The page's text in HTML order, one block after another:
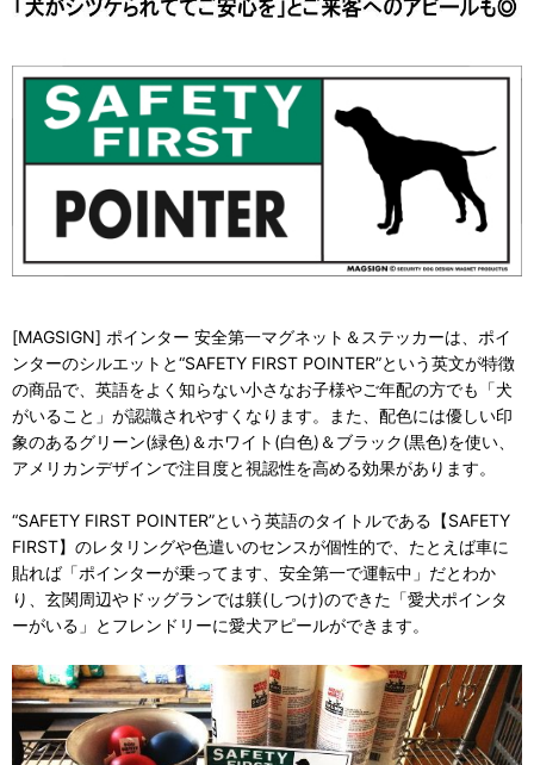
[MAGSIGN] ポインター 安全第一マグネット＆ステッカーは、ポイ
ンターのシルエットと“SAFETY FIRST POINTER”という英文が特徴
の商品で、英語をよく知らない小さなお子様やご年配の方でも「犬
がいること」が認識されやすくなります。また、配色には優しい印
象のあるグリーン(緑色)＆ホワイト(白色)＆ブラック(黒色)を使い、
アメリカンデザインで注目度と視認性を高める効果があります。
“SAFETY FIRST POINTER”という英語のタイトルである【SAFETY
FIRST】のレタリングや色遣いのセンスが個性的で、たとえば車に
貼れば「ポインターが乗ってます、安全第一で運転中」だとわか
り、玄関周辺やドッグランでは躾(しつけ)のできた「愛犬ポインタ
ーがいる」とフレンドリーに愛犬アピールができます。